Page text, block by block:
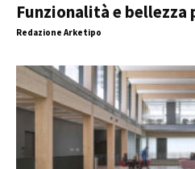
Funzionalità e bellezza
Redazione Arketipo